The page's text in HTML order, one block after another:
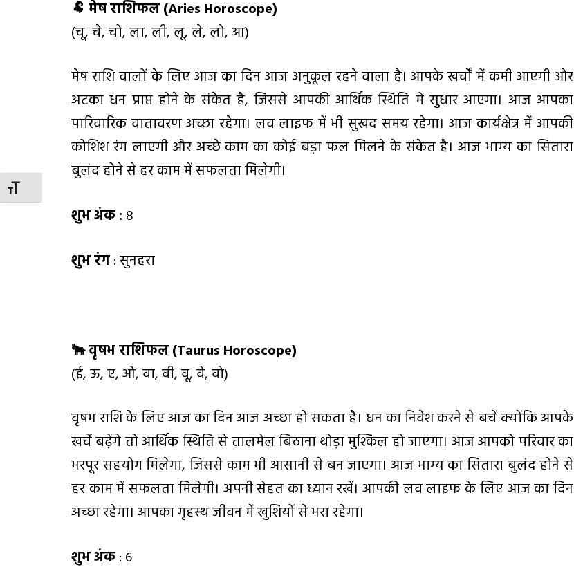
TOGGLE FONT SIZE
🐏 मेष राशिफल (Aries Horoscope)
(चू, चे, चो, ला, ली, लू, ले, लो, आ)
मेष राशि वालों के लिए आज का दिन आज अनुकूल रहने वाला है। आपके खर्चों में कमी आएगी और
अटका धन प्राप्त होने के संकेत है, जिससे आपकी आर्थिक स्थिति में सुधार आएगा। आज आपका
पारिवारिक वातावरण अच्छा रहेगा। लव लाइफ में भी सुखद समय रहेगा। आज कार्यक्षेत्र में आपकी
कोशिश रंग लाएगी और अच्छे काम का कोई बड़ा फल मिलने के संकेत है। आज भाग्य का सितारा
बुलंद होने से हर काम में सफलता मिलेगी।
शुभ अंक: 8
शुभ रंग: सुनहरा
🐂वृषभ राशिफल (Taurus Horoscope)
(ई, ऊ, ए, ओ, वा, वी, वू, वे, वो)
वृषभ राशि के लिए आज का दिन आज अच्छा हो सकता है। धन का निवेश करने से बचें क्योंकि आपके
खर्चे बढ़ेंगे तो आर्थिक स्थिति से तालमेल बिठाना थोड़ा मुश्किल हो जाएगा। आज आपको परिवार का
भरपूर सहयोग मिलेगा, जिससे काम भी आसानी से बन जाएगा। आज भाग्य का सितारा बुलंद होने से
हर काम में सफलता मिलेगी। अपनी सेहत का ध्यान रखें। आपकी लव लाइफ के लिए आज का दिन
अच्छा रहेगा। आपका गृहस्थ जीवन में खुशियों से भरा रहेगा।
शुभ अंक: 6